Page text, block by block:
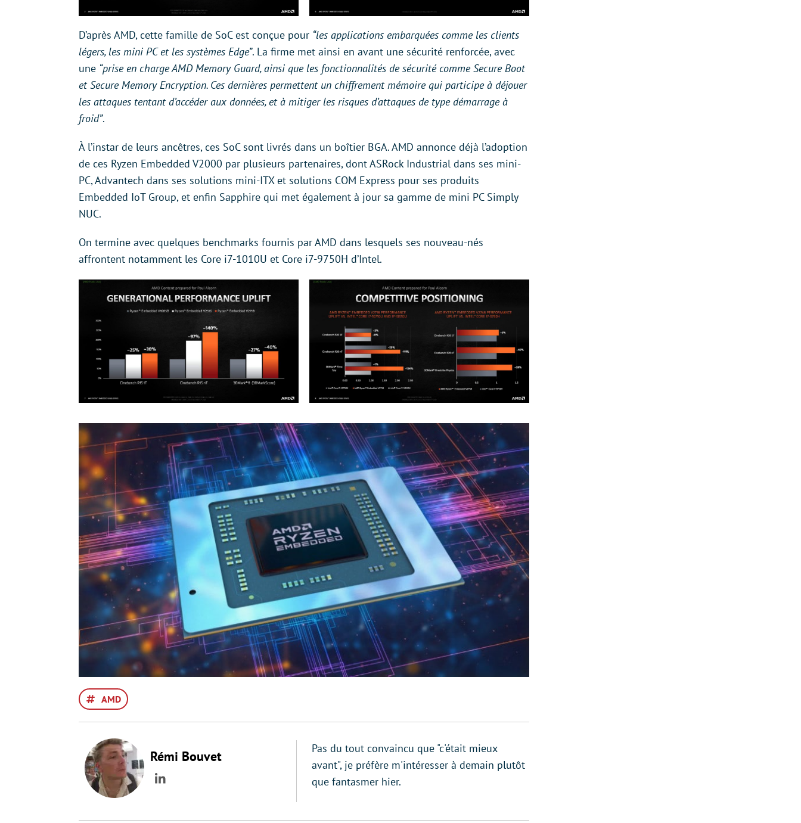
D’après AMD, cette famille de SoC est conçue pour “les applications embarquées comme les clients
légers, les mini PC et les systèmes Edge”. La firme met ainsi en avant une sécurité renforcée, avec
une “prise en charge AMD Memory Guard, ainsi que les fonctionnalités de sécurité comme Secure Boot
et Secure Memory Encryption. Ces dernières permettent un chiffrement mémoire qui participe à déjouer
les attaques tentant d’accéder aux données, et à mitiger les risques d’attaques de type démarrage à
froid”.
À l’instar de leurs ancêtres, ces SoC sont livrés dans un boîtier BGA. AMD annonce déjà l’adoption
de ces Ryzen Embedded V2000 par plusieurs partenaires, dont ASRock Industrial dans ses mini-
PC, Advantech dans ses solutions mini-ITX et solutions COM Express pour ses produits
Embedded IoT Group, et enfin Sapphire qui met également à jour sa gamme de mini PC Simply
NUC.
On termine avec quelques benchmarks fournis par AMD dans lesquels ses nouveau-nés
affrontent notamment les Core i7-1010U et Core i7-9750H d’Intel.
AMD
Rémi Bouvet
LinkedIn
Pas du tout convaincu que "c'était mieux
avant", je préfère m'intéresser à demain plutôt
que fantasmer hier.